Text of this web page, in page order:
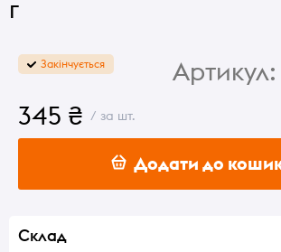
г
Закінчується Артикул:
345 ₴ / за шт.
Додати до
Склад